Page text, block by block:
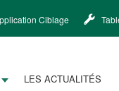
Ciblage
LES ACTUALITÉS